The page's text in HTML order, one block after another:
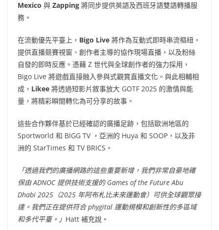
Mexico 與 Zapping 將同步提供英語及西班牙語雙語轉播服
務。
在流動優先平臺上， Bigo Live 將作為互動式即時串流樞紐，
提供直播競賽視窗、創作者主導的協作現場直播，以及粉絲
自發的即時反應。憑藉 Z 世代與全球創作者的強力採用，
Bigo Live 將遊戲直接融入參與式觀賞直播文化。與此相輔相
成， Likee 將透過短影片敘事放大 GOTF 2025 的激情與能
量，將精彩瞬間轉化為可分享的故事。
這些合作夥伴基於已經確認的廣播足跡，包括歐洲地區的
Sportworld 和 BIGG TV ，亞洲的 Huya 和 SOOP，以及非
洲的 StarTimes 和 TV BRICS。
「透過我們的廣播網路的這些重要新增，我們非常自豪地確
保由 ADNOC 提供技術支援的 Games of the Future Abu
Dhabi 2025（2025 年阿布札比未來運動會）可供全球觀眾接
達。我們正在提供符合 phygital 運動規模和創新性的多區域
和多代平臺。」 Hatt 補充說。